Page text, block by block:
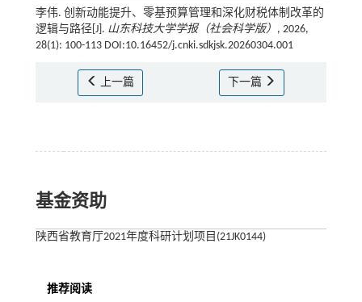
李伟. 创新动能提升、零基预算管理和深化财税体制改革的
逻辑与路径[J]. 山东科技大学学报（社会科学版） , 2026,
28(1): 100-113 DOI:10.16452/j.cnki.sdkjsk.20260304.001
上一篇 下一篇
基金资助
陕西省教育厅2021年度科研计划项目(21JK0144)